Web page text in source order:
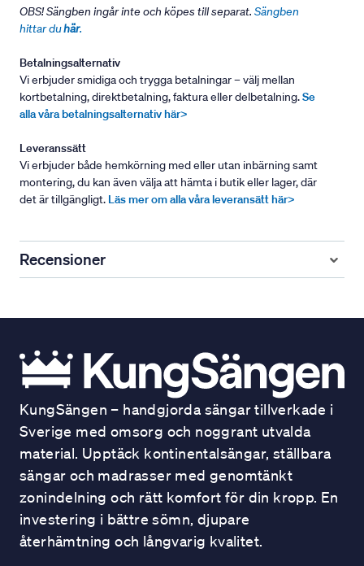
OBS! Sängben ingår inte och köpes till separat. Sängben
hittar duhär.
Betalningsalternativ
Vi erbjuder smidiga och trygga betalningar – välj mellan
kortbetalning, direktbetalning, faktura eller delbetalning.Se
alla våra betalningsalternativ här>
Leveranssätt
Vi erbjuder både hemkörning med eller utan inbärning samt
montering, du kan även välja att hämta i butik eller lager, där
det är tillgängligt. Läs mer om alla våra leveransätt här>
Recensioner
KungSängen – handgjorda sängar tillverkade i
Sverige med omsorg och noggrant utvalda
material. Upptäck kontinentalsängar, ställbara
sängar och madrasser med genomtänkt
zonindelning och rätt komfort för din kropp. En
investering i bättre sömn, djupare
återhämtning och långvarig kvalitet.